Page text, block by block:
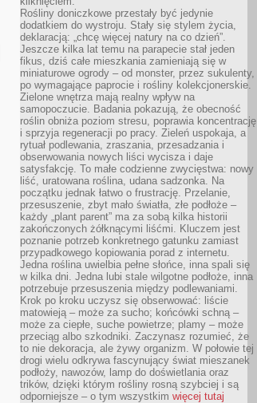
Rośliny doniczkowe przestały być jedynie
dodatkiem do wystroju. Stały się stylem życia,
deklaracją: „chcę więcej natury na co dzień”.
Jeszcze kilka lat temu na parapecie stał jeden
fikus, dziś całe mieszkania zamieniają się w
miniaturowe ogrody – od monster, przez sukulenty,
po wymagające paprocie i rośliny kolekcjonerskie.
Zielone wnętrza mają realny wpływ na
samopoczucie. Badania pokazują, że obecność
roślin obniża poziom stresu, poprawia koncentrację
i sprzyja regeneracji po pracy. Zieleń uspokaja, a
rytuał podlewania, zraszania, przesadzania i
obserwowania nowych liści wycisza i daje
satysfakcję. To małe codzienne zwycięstwa: nowy
liść, uratowana roślina, udana sadzonka. Na
początku jednak łatwo o frustrację. Przelanie,
przesuszenie, zbyt mało światła, złe podłoże –
każdy „plant parent” ma za sobą kilka historii
zakończonych żółknącymi liśćmi. Kluczem jest
poznanie potrzeb konkretnego gatunku zamiast
przypadkowego kopiowania porad z internetu.
Jedna roślina uwielbia pełne słońce, inna spali się
w kilka dni. Jedna lubi stale wilgotne podłoże, inna
potrzebuje przesuszenia między podlewaniami.
Krok po kroku uczysz się obserwować: liście
matowieją – może za sucho; końcówki schną –
może za ciepłe, suche powietrze; plamy – może
przeciąg albo szkodniki. Zaczynasz rozumieć, że
to nie dekoracja, ale żywy organizm. W połowie tej
drogi wielu odkrywa fascynujący świat mieszanek
podłoży, nawozów, lamp do doświetlania oraz
trików, dzięki którym rośliny rosną szybciej i są
odporniejsze – o tym wszystkim więcej tutaj